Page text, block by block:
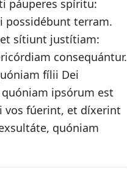
páuperes spíritu:
possidébunt terram.
sítiunt justítiam:
consequántur.
fílii Dei
ipsórum est
vos fúerint, et díxerint
quóniam